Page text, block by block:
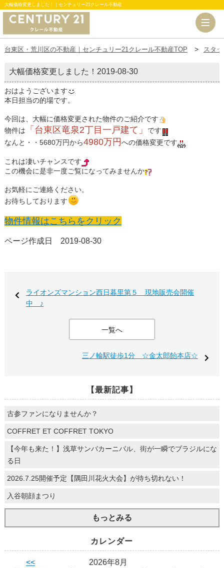
大幅価格変更しました！｜センチュリー21クレール不動産
台東区・荒川区の不動産｜センチュリー21クレール不動産TOP スタ
大幅価格変更しました！ 2019-08-30
おはようございます
本日担当の的場です。
今回は、大幅に価格変更された物件のご紹介です
物件は
「台東区竜泉2丁目一戸建て」
です
なんと・・5680万円から4980万円への価格変更です
これは凄いチャンスです
この機会に是非一度ご覧になってみませんか
お気軽にご連絡ください。
お待ちしております
物件情報はこちらをクリック
ページ作成日 2019-08-30
ライオンズマンション西日暮里第５ 現地販売会開催
中 ♪
一覧へ
三ノ輪駅徒歩1分 ☆金太郎飴本店☆
【最新記事】
古参ファンになりませんか？
COFFRET ET COFFRET TOKYO
【今年も来た！】浅草サンバカーニバル、街が一瞬でブラジルにな
る日
2026.7.25開催予定【隅田川花火大会】が待ち切れない！
入谷朝顔まつり
もっとみる
カレンダー
<<
2026年8月